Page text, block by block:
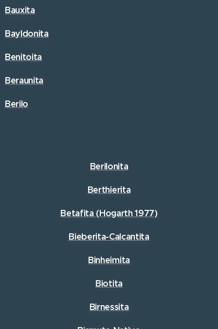
Bauxita
Bayldonita
Benitoita
Beraunita
Berilo
Berilonita
Berthierita
Betafita (Hogarth 1977)
Bieberita-Calcantita
Binheimita
Biotita
Birnessita